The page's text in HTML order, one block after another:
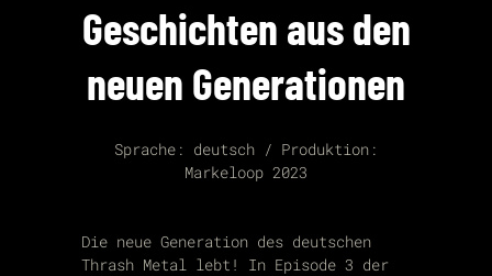
Geschichten aus den
neuen Generationen
Sprache: deutsch / Produktion:
Markeloop 2023
Die neue Generation des deutschen
Thrash Metal lebt! In Episode 3 der